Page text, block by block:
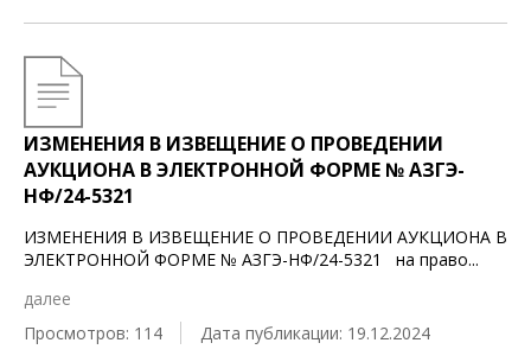
ИЗМЕНЕНИЯ В ИЗВЕЩЕНИЕ О ПРОВЕДЕНИИ
АУКЦИОНА В ЭЛЕКТРОННОЙ ФОРМЕ № АЗГЭ-
НФ/24-5321
ИЗМЕНЕНИЯ В ИЗВЕЩЕНИЕ О ПРОВЕДЕНИИ АУКЦИОНА В
ЭЛЕКТРОННОЙ ФОРМЕ № АЗГЭ-НФ/24-5321 на право...
далее
Просмотров: 114
Дата публикации: 19.12.2024